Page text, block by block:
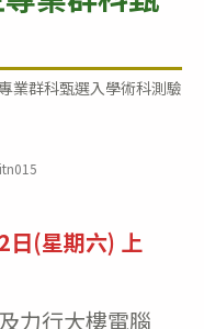
業群科甄選入學術科測驗
日(星期六) 上
力行大樓電腦